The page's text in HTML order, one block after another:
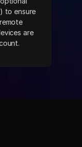
to ensure
are